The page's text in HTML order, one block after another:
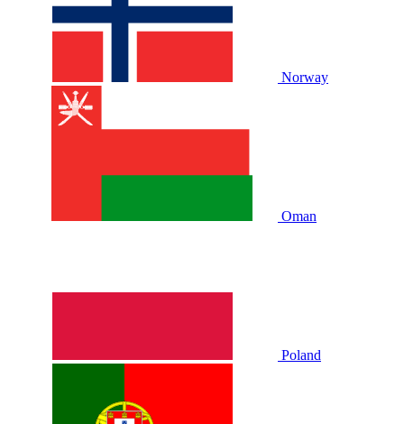
Norway
Oman
Poland